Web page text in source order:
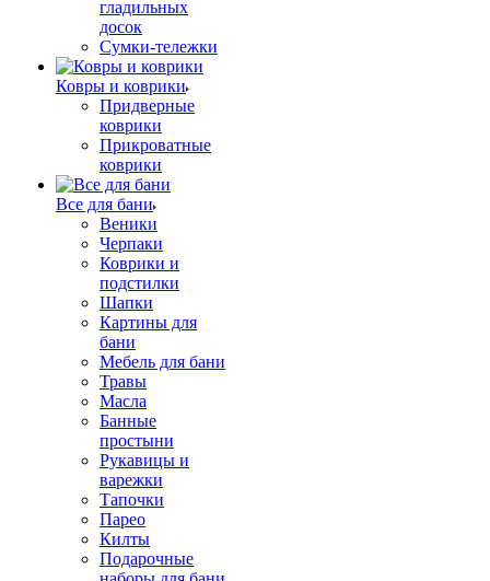
гладильных
досок
Сумки-тележки
Ковры и коврики
Придверные
коврики
Прикроватные
коврики
Все для бани
Веники
Черпаки
Коврики и
подстилки
Шапки
Картины для
бани
Мебель для бани
Травы
Масла
Банные
простыни
Рукавицы и
варежки
Тапочки
Парео
Килты
Подарочные